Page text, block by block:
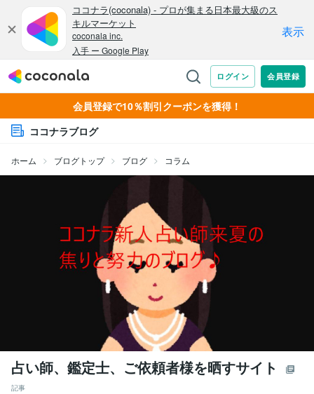
会員登録で10％割引クーポンを獲得！
ココナラブログ
ホーム ブログトップ ブログ コラム
占い師、鑑定士、ご依頼者様を晒すサイト
記事